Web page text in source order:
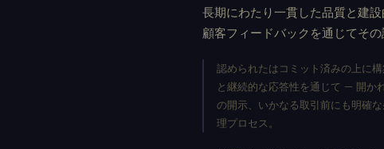
長期にわたり一貫した品質と建
顧客フィードバックを通じてその
認められたはコミット済みの上に
と継続的な応答性を通じて — 開か
の開示、いかなる取引前にも明確
理プロセス。